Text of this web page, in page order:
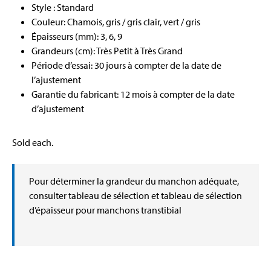
Style : Standard
Couleur: Chamois, gris / gris clair, vert / gris
Épaisseurs (mm): 3, 6, 9
Grandeurs (cm): Très Petit à Très Grand
Période d’essai: 30 jours à compter de la date de
l’ajustement
Garantie du fabricant: 12 mois à compter de la date
d’ajustement
Sold each.
Pour déterminer la grandeur du manchon adéquate,
consulter tableau de sélection et tableau de sélection
d’épaisseur pour manchons transtibial